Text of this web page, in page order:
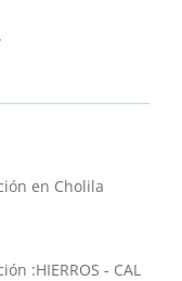
en Cholila
:HIERROS - CAL